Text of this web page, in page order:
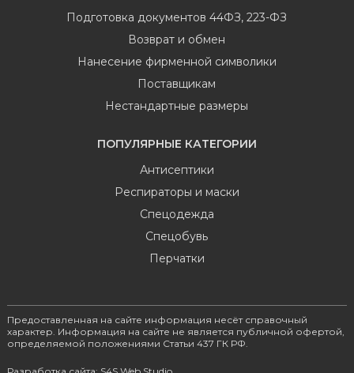
Подготовка документов 44ФЗ, 223-ФЗ
Возврат и обмен
Нанесение фирменной символики
Поставщикам
Нестандартные размеры
ПОПУЛЯРНЫЕ КАТЕГОРИИ
Антисептики
Респираторы и маски
Спецодежда
Спецобувь
Перчатки
Предоставленная на сайте информация несёт справочный
характер. Информация на сайте не является публичной офертой,
определяемой положениями Статьи 437 ГК РФ.